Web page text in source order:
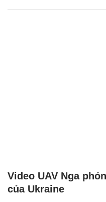
Video UAV Nga
của Ukraine